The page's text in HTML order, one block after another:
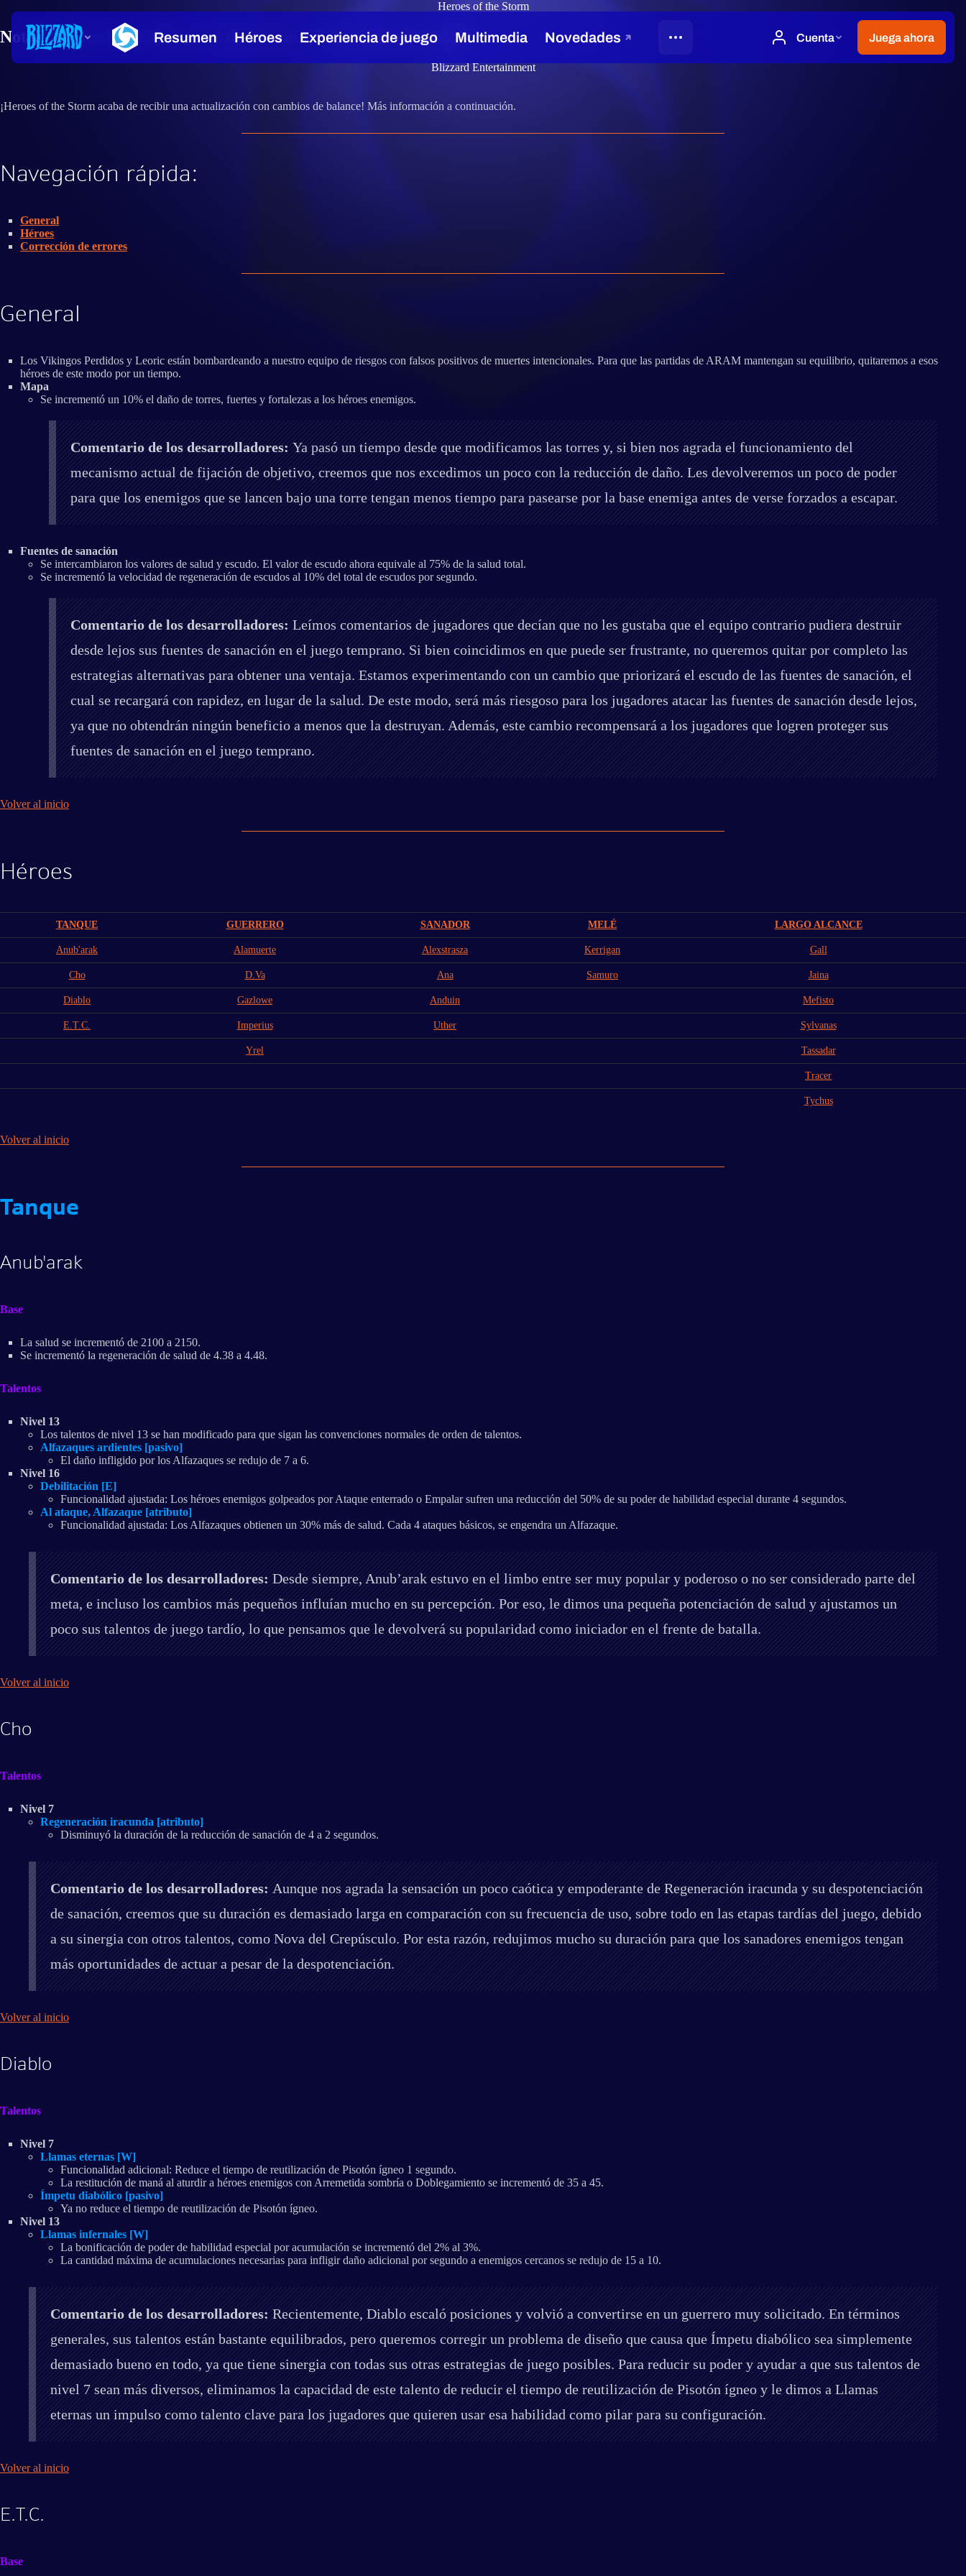
Heroes of the Storm
Notas del parche de Heroes of the Storm - 7 de octubre de 2020
Blizzard Entertainment
¡Heroes of the Storm acaba de recibir una actualización con cambios de balance! Más información a continuación.
Navegación rápida:
General
Héroes
Corrección de errores
General
Los Vikingos Perdidos y Leoric están bombardeando a nuestro equipo de riesgos con falsos positivos de muertes intencionales. Para que las partidas de ARAM mantengan su equilibrio, quitaremos a esos
héroes de este modo por un tiempo.
Mapa
Se incrementó un 10% el daño de torres, fuertes y fortalezas a los héroes enemigos.
Comentario de los desarrolladores:Ya pasó un tiempo desde que modificamos las torres y, si bien nos agrada el funcionamiento del
mecanismo actual de fijación de objetivo, creemos que nos excedimos un poco con la reducción de daño. Les devolveremos un poco de poder
para que los enemigos que se lancen bajo una torre tengan menos tiempo para pasearse por la base enemiga antes de verse forzados a escapar.
Fuentes de sanación
Se intercambiaron los valores de salud y escudo. El valor de escudo ahora equivale al 75% de la salud total.
Se incrementó la velocidad de regeneración de escudos al 10% del total de escudos por segundo.
Comentario de los desarrolladores:Leímos comentarios de jugadores que decían que no les gustaba que el equipo contrario pudiera destruir
desde lejos sus fuentes de sanación en el juego temprano. Si bien coincidimos en que puede ser frustrante, no queremos quitar por completo las
estrategias alternativas para obtener una ventaja. Estamos experimentando con un cambio que priorizará el escudo de las fuentes de sanación, el
cual se recargará con rapidez, en lugar de la salud. De este modo, será más riesgoso para los jugadores atacar las fuentes de sanación desde lejos,
ya que no obtendrán ningún beneficio a menos que la destruyan. Además, este cambio recompensará a los jugadores que logren proteger sus
fuentes de sanación en el juego temprano.
Volver al inicio
Héroes
TANQUE GUERRERO SANADOR MELÉ LARGO ALCANCE
Anub'arak Alamuerte Alexstrasza Kerrigan Gall
Cho D.Va Ana Samuro Jaina
Diablo Gazlowe Anduin Mefisto
E.T.C. Imperius Uther Sylvanas
Yrel Tassadar
Tracer
Tychus
Volver al inicio
Tanque
Anub'arak
Base
La salud se incrementó de 2100 a 2150.
Se incrementó la regeneración de salud de 4.38 a 4.48.
Talentos
Nivel 13
Los talentos de nivel 13 se han modificado para que sigan las convenciones normales de orden de talentos.
Alfazaques ardientes [pasivo]
El daño infligido por los Alfazaques se redujo de 7 a 6.
Nivel 16
Debilitación [E]
Funcionalidad ajustada: Los héroes enemigos golpeados por Ataque enterrado o Empalar sufren una reducción del 50% de su poder de habilidad especial durante 4 segundos.
Al ataque, Alfazaque [atributo]
Funcionalidad ajustada: Los Alfazaques obtienen un 30% más de salud. Cada 4 ataques básicos, se engendra un Alfazaque.
Comentario de los desarrolladores:Desde siempre, Anub’arak estuvo en el limbo entre ser muy popular y poderoso o no ser considerado parte del
meta, e incluso los cambios más pequeños influían mucho en su percepción. Por eso, le dimos una pequeña potenciación de salud y ajustamos un
poco sus talentos de juego tardío, lo que pensamos que le devolverá su popularidad como iniciador en el frente de batalla.
Volver al inicio
Cho
Talentos
Nivel 7
Regeneración iracunda [atributo]
Disminuyó la duración de la reducción de sanación de 4 a 2 segundos.
Comentario de los desarrolladores:Aunque nos agrada la sensación un poco caótica y empoderante de Regeneración iracunda y su despotenciación
de sanación, creemos que su duración es demasiado larga en comparación con su frecuencia de uso, sobre todo en las etapas tardías del juego, debido
a su sinergia con otros talentos, como Nova del Crepúsculo. Por esta razón, redujimos mucho su duración para que los sanadores enemigos tengan
más oportunidades de actuar a pesar de la despotenciación.
Volver al inicio
Diablo
Talentos
Nivel 7
Llamas eternas [W]
Funcionalidad adicional: Reduce el tiempo de reutilización de Pisotón ígneo 1 segundo.
La restitución de maná al aturdir a héroes enemigos con Arremetida sombría o Doblegamiento se incrementó de 35 a 45.
Ímpetu diabólico [pasivo]
Ya no reduce el tiempo de reutilización de Pisotón ígneo.
Nivel 13
Llamas infernales [W]
La bonificación de poder de habilidad especial por acumulación se incrementó del 2% al 3%.
La cantidad máxima de acumulaciones necesarias para infligir daño adicional por segundo a enemigos cercanos se redujo de 15 a 10.
Comentario de los desarrolladores:Recientemente, Diablo escaló posiciones y volvió a convertirse en un guerrero muy solicitado. En términos
generales, sus talentos están bastante equilibrados, pero queremos corregir un problema de diseño que causa que Ímpetu diabólico sea simplemente
demasiado bueno en todo, ya que tiene sinergia con todas sus otras estrategias de juego posibles. Para reducir su poder y ayudar a que sus talentos de
nivel 7 sean más diversos, eliminamos la capacidad de este talento de reducir el tiempo de reutilización de Pisotón ígneo y le dimos a Llamas
eternas un impulso como talento clave para los jugadores que quieren usar esa habilidad como pilar para su configuración.
Volver al inicio
E.T.C.
Base